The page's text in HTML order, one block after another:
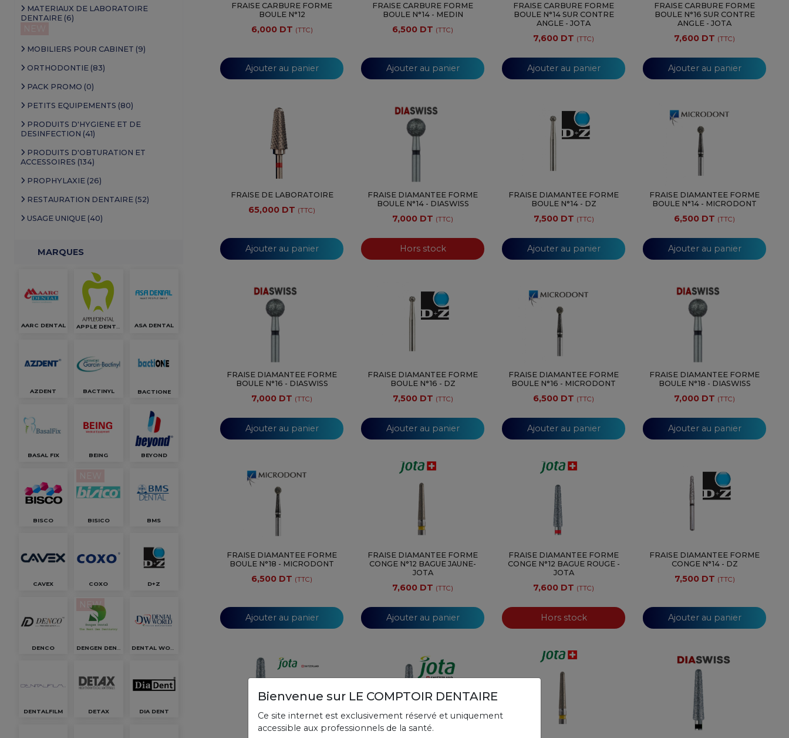
MATERIAUX DE LABORATOIRE
DENTAIRE (6)
MOBILIERS POUR CABINET (9)
ORTHODONTIE (83)
PACK PROMO (0)
PETITS EQUIPEMENTS (80)
PRODUITS D'HYGIENE ET DE
DESINFECTION (41)
PRODUITS D'OBTURATION ET
ACCESSOIRES (134)
PROPHYLAXIE (26)
RESTAURATION DENTAIRE (52)
USAGE UNIQUE (40)
MARQUES
AARC DENTAL APPLE DENTAL ASA DENTAL
AZDENT BACTINYL BACTIONE
BASAL FIX BEING BEYOND
BISCO BISICO BMS
CAVEX COXO D+Z
DENCO
NEW
DENTAL WORLD
DENTALFILM DETAX DIA DENT
FRAISE CARBURE FORME
BOULE N°12
6,000 DT (TTC)
Ajouter au panier
FRAISE CARBURE FORME
BOULE N°14 - MEDIN
6,500 DT (TTC)
Ajouter au panier
FRAISE CARBURE FORME
BOULE N°14 SUR CONTRE
ANGLE - JOTA
7,600 DT (TTC)
Ajouter au panier
FRAISE CARBURE FORME
BOULE N°16 SUR CONTRE
ANGLE - JOTA
7,600 DT (TTC)
Ajouter au panier
FRAISE DE LABORATOIRE
65,000 DT (TTC)
Ajouter au panier
FRAISE DIAMANTEE FORME
BOULE N°14 - DIASWISS
7,000 DT (TTC)
Hors stock
FRAISE DIAMANTEE FORME
BOULE N°14 - DZ
7,500 DT (TTC)
Ajouter au panier
FRAISE DIAMANTEE FORME
BOULE N°14 - MICRODONT
6,500 DT (TTC)
Ajouter au panier
FRAISE DIAMANTEE FORME
BOULE N°16 - DIASWISS
7,000 DT (TTC)
Ajouter au panier
FRAISE DIAMANTEE FORME
BOULE N°16 - DZ
7,500 DT (TTC)
Ajouter au panier
FRAISE DIAMANTEE FORME
BOULE N°16 - MICRODONT
6,500 DT (TTC)
Ajouter au panier
FRAISE DIAMANTEE FORME
BOULE N°18 - DIASWISS
7,000 DT (TTC)
Ajouter au panier
FRAISE DIAMANTEE FORME
BOULE N°18 - MICRODONT
6,500 DT (TTC)
Ajouter au panier
FRAISE DIAMANTEE FORME
CONGE N°12 BAGUE JAUNE-
JOTA
7,600 DT (TTC)
Ajouter au panier
FRAISE DIAMANTEE FORME
CONGE N°12 BAGUE ROUGE -
JOTA
7,600 DT (TTC)
Hors stock
FRAISE DIAMANTEE FORME
CONGE N°14 - DZ
7,500 DT (TTC)
Ajouter au panier
Bienvenue sur LE COMPTOIR DENTAIRE
Ce site internet est exclusivement réservé et uniquement
accessible aux professionnels de la santé.